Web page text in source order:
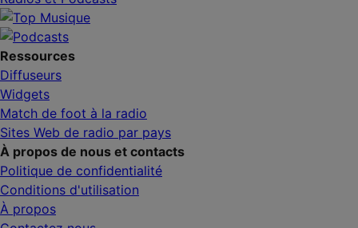
Ressources
Diffuseurs
Widgets
Match de foot à la radio
Sites Web de radio par pays
À propos de nous et contacts
Politique de confidentialité
Conditions d'utilisation
À propos